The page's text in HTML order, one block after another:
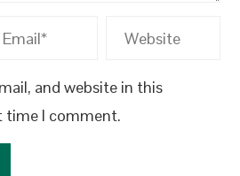
and website in this
time I comment.